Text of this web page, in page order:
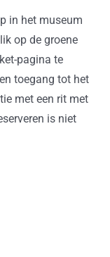
in het museum
op de groene
pagina te
toegang tot het
met een rit met
is niet